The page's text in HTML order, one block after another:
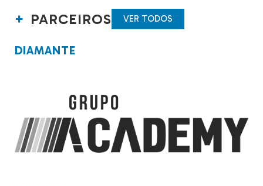
PARCEIROS VER TODOS
DIAMANTE